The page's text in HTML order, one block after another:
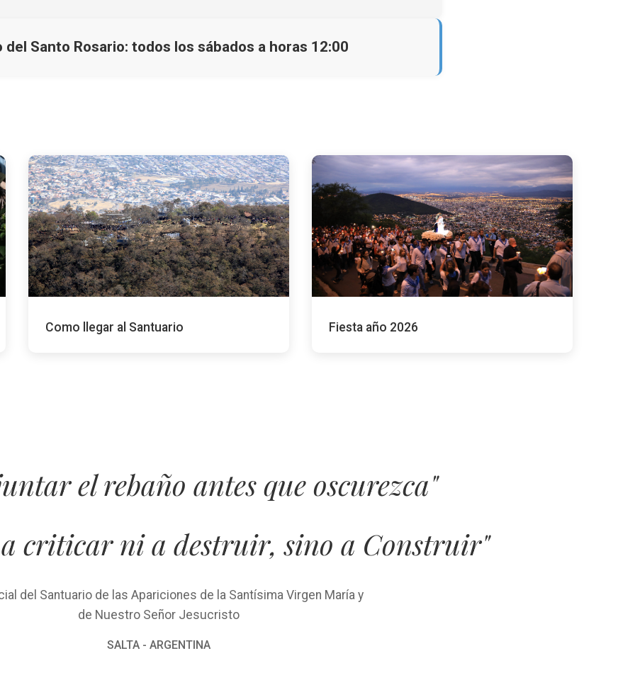
del Santo Rosario: todos los sábados a horas 12:00
Como llegar al Santuario Fiesta año 2026
el rebaño antes que oscurezca"
criticar ni a destruir, sino a Construir"
del Santuario de las Apariciones de la Santísima Virgen María y
de Nuestro Señor Jesucristo
SALTA - ARGENTINA